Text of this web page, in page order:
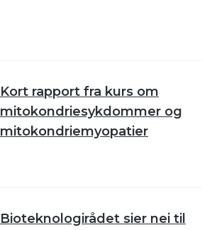
Kort rapport fra kurs om
mitokondriesykdommer og
mitokondriemyopatier
Bioteknologirådet sier nei til